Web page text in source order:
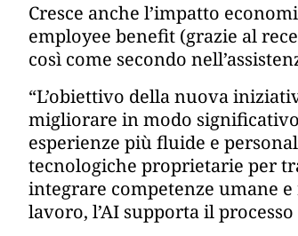
Cresce anche l’impatto
employee benefit (grazie al
così come secondo
“L’obiettivo della nuova
migliorare in modo
esperienze più fluide e
tecnologiche proprietarie per
integrare competenze umane
lavoro, l’AI supporta il